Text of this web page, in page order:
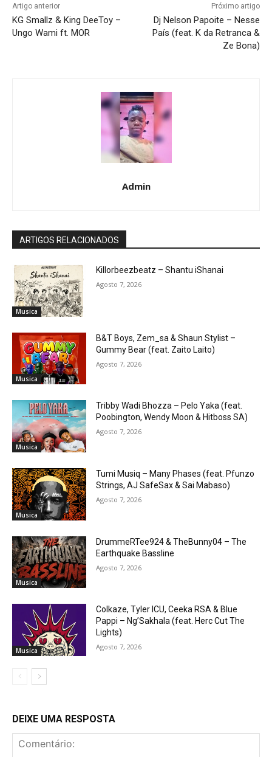
Artigo anterior
KG Smallz & King DeeToy –
Ungo Wami ft. MOR
Próximo artigo
Dj Nelson Papoite – Nesse
País (feat. K da Retranca &
Ze Bona)
Admin
ARTIGOS RELACIONADOS
Musica
Killorbeezbeatz – Shantu iShanai
Agosto 7, 2026
Musica
B&T Boys, Zem_sa & Shaun Stylist –
Gummy Bear (feat. Zaito Laito)
Agosto 7, 2026
Musica
Tribby Wadi Bhozza – Pelo Yaka (feat.
Poobington, Wendy Moon & Hitboss SA)
Agosto 7, 2026
Musica
Tumi Musiq – Many Phases (feat. Pfunzo
Strings, AJ SafeSax & Sai Mabaso)
Agosto 7, 2026
Musica
DrummeRTee924 & TheBunny04 – The
Earthquake Bassline
Agosto 7, 2026
Musica
Colkaze, Tyler ICU, Ceeka RSA & Blue
Pappi – Ng’Sakhala (feat. Herc Cut The
Lights)
Agosto 7, 2026
DEIXE UMA RESPOSTA